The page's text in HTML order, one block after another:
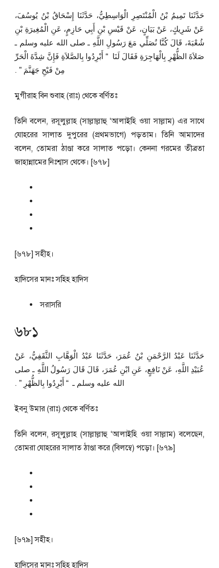
حَدَّثَنَا تَمِيمُ بْنُ الْمُنْتَصِرِ الْوَاسِطِيُّ، حَدَّثَنَا إِسْحَاقُ بْنُ يُوسُفَ،
عَنْ شَرِيكٍ، عَنْ بَيَانٍ، عَنْ قَيْسِ بْنِ أَبِي حَازِمٍ، عَنِ الْمُغِيرَةِ بْنِ
شُعْبَةَ، قَالَ كُنَّا نُصَلِّي مَعَ رَسُولِ اللَّهِ ـ صلى الله عليه وسلم ـ
صَلاَةَ الظُّهْرِ بِالْهَاجِرَةِ فَقَالَ لَنَا ‏ “‏ أَبْرِدُوا بِالصَّلاَةِ فَإِنَّ شِدَّةَ الْحَرِّ
مِنْ فَيْحِ جَهَنَّمَ ‏”‏ ‏.‏
মুগীরাহ বিন শুবাহ (রাঃ) থেকে বর্ণিতঃ
তিনি বলেন, রসূলুল্লাহ (সাল্লাল্লাহু ‘আলাইহি ওয়া সাল্লাম) এর সাথে
যোহরের সালাত দুপুরের (প্রথমভাগে) পড়তাম। তিনি আমাদের
বলেন, তোমরা ঠাণ্ডা করে সালাত পড়ো। কেননা গরমের তীব্রতা
জাহান্নামের নিঃশ্বাস থেকে। [৬৭৮]
[৬৭৮] সহীহ।
হাদিসের মানঃসহিহ হাদিস
সরাসরি
৬৮১
حَدَّثَنَا عَبْدُ الرَّحْمَنِ بْنُ عُمَرَ، حَدَّثَنَا عَبْدُ الْوَهَّابِ الثَّقَفِيُّ، عَنْ
عُبَيْدِ اللَّهِ، عَنْ نَافِعٍ، عَنِ ابْنِ عُمَرَ، قَالَ قَالَ رَسُولُ اللَّهِ ـ صلى
الله عليه وسلم ـ ‏ “‏ أَبْرِدُوا بِالظُّهْرِ ‏”‏ ‏.‏
ইবনু উমার (রাঃ) থেকে বর্ণিতঃ
তিনি বলেন, রসূলুল্লাহ (সাল্লাল্লাহু ‘আলাইহি ওয়া সাল্লাম) বলেছেন,
তোমরা যোহরের সালাত ঠাণ্ডা করে (বিলম্বে) পড়ো। [৬৭৯]
[৬৭৯] সহীহ।
হাদিসের মানঃসহিহ হাদিস